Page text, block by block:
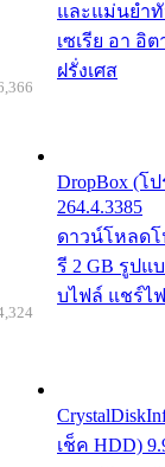
และแม่นยำ
เซเรีย อา อิ
ฝรั่งเศส
DropBox (โ
264.4.3385
ดาวน์โหลดโ
รี 2 GB รูปแ
บไฟล์ แชร์ไ
เช็ค HDD)